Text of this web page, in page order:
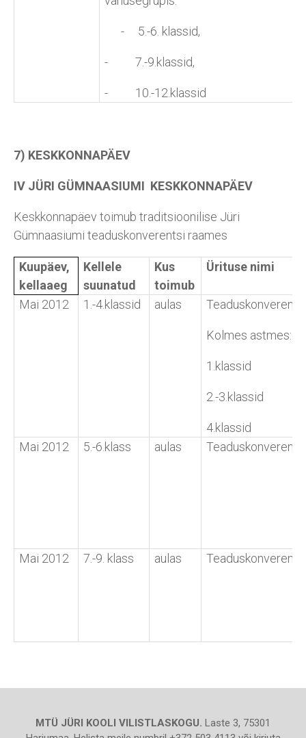
- 5.-6. klassid,
- 7.-9.klassid,
- 10.-12.klassid
7) KESKKONNAPÄEV
IV JÜRI GÜMNAASIUMI KESKKONNAPÄEV
Keskkonnapäev toimub traditsioonilise Jüri
Gümnaasiumi teaduskonverentsi raames
Kuupäev,
kellaaeg
Kellele
suunatud
Kus
toimub
Ürituse nimi
Mai 2012 1.-4.klassid aulas Teaduskonverents
Kolmes astmes:
1.klassid
2.-3.klassid
4.klassid
Mai 2012
5.-6.klass aulas Teaduskonverents
Mai 2012 7.-9. klass aulas Teaduskonverents
MTÜ JÜRI KOOLI VILISTLASKOGU. Laste 3, 75301